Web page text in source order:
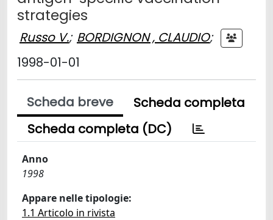
strategies
Russo V.; BORDIGNON , CLAUDIO;
1998-01-01
Scheda breve
Scheda completa
Scheda completa (DC)
Anno
1998
Appare nelle tipologie:
1.1 Articolo in rivista